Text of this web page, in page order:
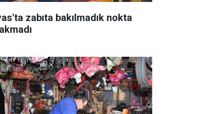
zabıta bakılmadık nokta